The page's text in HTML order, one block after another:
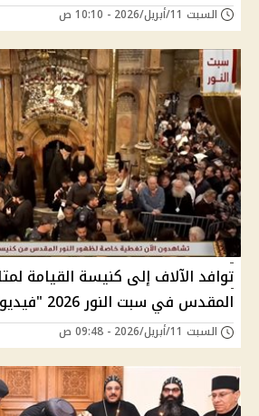
السبت 11/أبريل/2026 - 10:10 ص
توافد الآلاف إلى كنيسة القيامة
المقدس في سبت النور 2026 "فيديو"
السبت 11/أبريل/2026 - 09:48 ص